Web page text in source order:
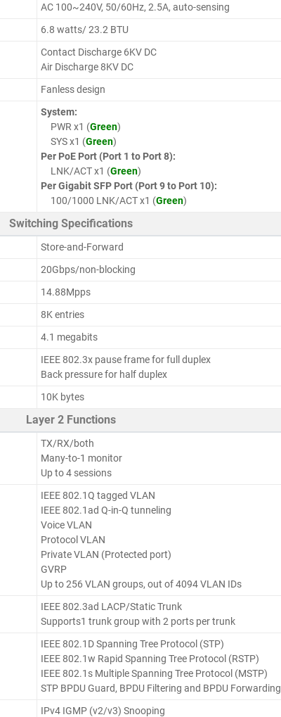
AC 100~240V, 50/60Hz, 2.5A, auto-sensing
6.8 watts/ 23.2 BTU
Contact Discharge 6KV DC
Air Discharge 8KV DC
Fanless design
System:
PWR x1 (Green)
SYS x1 (Green)
Per PoE Port (Port 1 to Port 8):
LNK/ACT x1 (Green)
Per Gigabit SFP Port (Port 9 to Port 10):
100/1000 LNK/ACT x1 (Green)
Switching Specifications
Store-and-Forward
20Gbps/non-blocking
14.88Mpps
8K entries
4.1 megabits
IEEE 802.3x pause frame for full duplex
Back pressure for half duplex
10K bytes
Layer 2 Functions
TX/RX/both
Many-to-1 monitor
Up to 4 sessions
IEEE 802.1Q tagged VLAN
IEEE 802.1ad Q-in-Q tunneling
Voice VLAN
Protocol VLAN
Private VLAN (Protected port)
GVRP
Up to 256 VLAN groups, out of 4094 VLAN IDs
IEEE 802.3ad LACP/Static Trunk
Supports1 trunk group with 2 ports per trunk
IEEE 802.1D Spanning Tree Protocol (STP)
IEEE 802.1w Rapid Spanning Tree Protocol (RSTP)
IEEE 802.1s Multiple Spanning Tree Protocol (MSTP)
STP BPDU Guard, BPDU Filtering and BPDU Forwarding
IPv4 IGMP (v2/v3) Snooping